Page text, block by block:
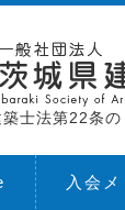
築士法第22条
入会メ